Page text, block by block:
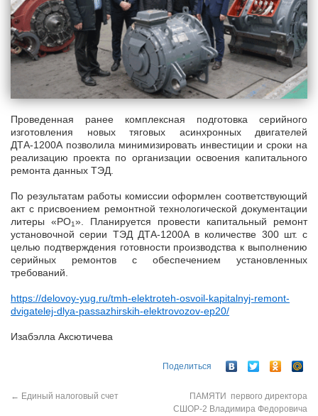
Проведенная ранее комплексная подготовка серийного
изготовления новых тяговых асинхронных двигателей
ДТА-1200А позволила минимизировать инвестиции и сроки на
реализацию проекта по организации освоения капитального
ремонта данных ТЭД.
По результатам работы комиссии оформлен соответствующий
акт с присвоением ремонтной технологической документации
литеры «РО1». Планируется провести капитальный ремонт
установочной серии ТЭД ДТА-1200А в количестве 300 шт. с
целью подтверждения готовности производства к выполнению
серийных ремонтов с обеспечением установленных
требований.
https://delovoy-yug.ru/tmh-elektroteh-osvoil-kapitalnyj-remont-
dvigatelej-dlya-passazhirskih-elektrovozov-ep20/
Изабэлла Аксютичева
Поделиться
← Единый налоговый счет
ПАМЯТИ первого директора
СШОР-2 Владимира Федоровича